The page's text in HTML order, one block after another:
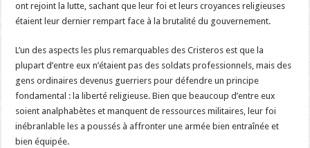
ont rejoint la lutte, sachant que leur foi et leurs croyances religieuses
étaient leur dernier rempart face à la brutalité du gouvernement.
L’un des aspects les plus remarquables des Cristeros est que la
plupart d’entre eux n’étaient pas des soldats professionnels, mais des
gens ordinaires devenus guerriers pour défendre un principe
fondamental : la liberté religieuse. Bien que beaucoup d’entre eux
soient analphabètes et manquent de ressources militaires, leur foi
inébranlable les a poussés à affronter une armée bien entraînée et
bien équipée.